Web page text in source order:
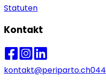
Statuten
Kontakt
kontakt@periparto.ch